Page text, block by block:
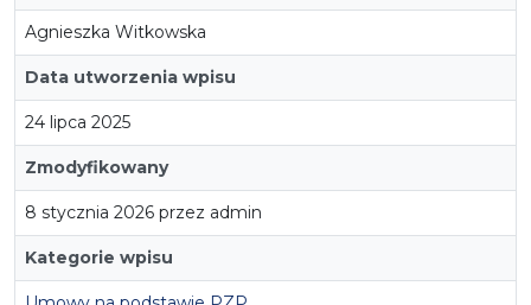
Agnieszka Witkowska
Data utworzenia wpisu
24 lipca 2025
Zmodyfikowany
8 stycznia 2026 przez admin
Kategorie wpisu